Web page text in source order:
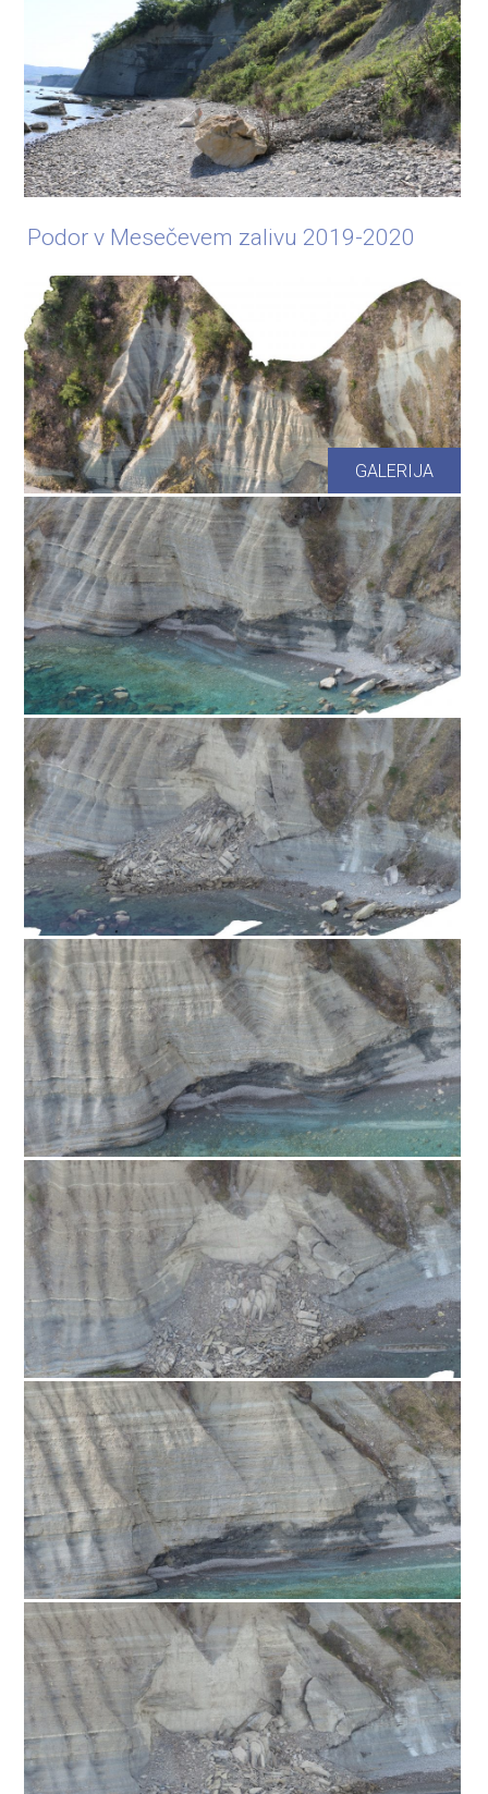
Podor v Mesečevem zalivu 2019-2020
GALERIJA